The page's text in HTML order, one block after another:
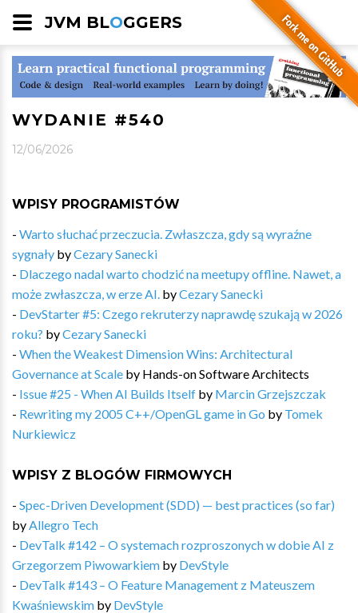
JVM BLOGGERS
WYDANIE #540
12/06/2026
WPISY PROGRAMISTÓW
- Warto słuchać przeczucia. Zwłaszcza, gdy są wyraźne
sygnały byCezary Sanecki
- Dlaczego nadal warto chodzić na meetupy offline. Nawet, a
może zwłaszcza, w erze AI. byCezary Sanecki
- DevStarter #5: Czego rekruterzy naprawdę szukają w 2026
roku? byCezary Sanecki
- When the Weakest Dimension Wins: Architectural
Governance at Scale by Hands-on Software Architects
- Issue #25 - When AI Builds Itself by Marcin Grzejszczak
- Rewriting my 2005 C++/OpenGL game in Go by Tomek
Nurkiewicz
WPISY Z BLOGÓW FIRMOWYCH
- Spec-Driven Development (SDD) — best practices (so far)
by Allegro Tech
- DevTalk #142 – O systemach rozproszonych w dobie AI z
Grzegorzem Piwowarkiem by DevStyle
- DevTalk #143 – O Feature Management z Mateuszem
Kwaśniewskim by DevStyle